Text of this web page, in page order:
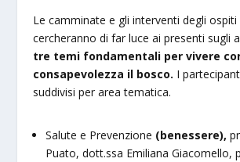
Le camminate e gli interventi degli
cercheranno di far luce ai presenti sugli
tre temi fondamentali per vivere
consapevolezza il bosco. I
suddivisi per area tematica.
Salute e Prevenzione (benessere),
Puato, dott.ssa Emiliana Giacomello,